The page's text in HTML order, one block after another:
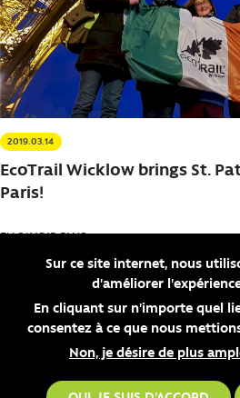
2019.03.14
EcoTrail Wicklow brings St.
Paris!
EN SAVOIR PLUS
Sur ce site internet, nous
d'améliorer
En cliquant sur n'importe quel
consentez à ce que nous
Non, je désire de plus